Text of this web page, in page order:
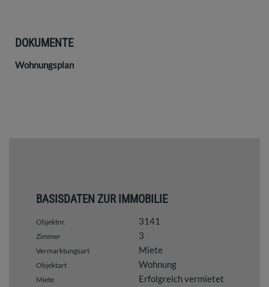
DOKUMENTE
Wohnungsplan
BASISDATEN ZUR IMMOBILIE
Objektnr. 3141
Zimmer 3
Vermarktungsart Miete
Objektart Wohnung
Miete Erfolgreich vermietet